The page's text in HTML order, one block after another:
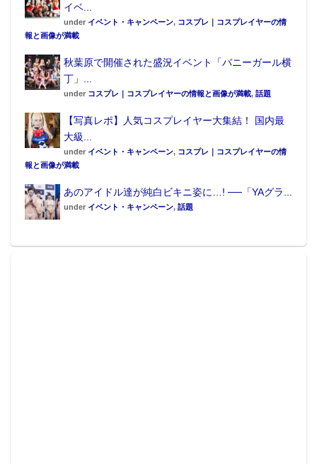
イベ...
under イベント・キャンペーン, コスプレ｜コスプレイヤーの情
報と画像が満載
秋葉原で開催された盛況イベント「バニーガール横
丁」...
under コスプレ｜コスプレイヤーの情報と画像が満載, 話題
【写真レポ】人気コスプレイヤー大集結！ 国内最
大級...
under イベント・キャンペーン, コスプレ｜コスプレイヤーの情
報と画像が満載
あのアイドル達が純白ビキニ姿に…! ──「YAグラ...
under イベント・キャンペーン, 話題